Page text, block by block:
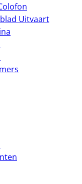
Uitvaart